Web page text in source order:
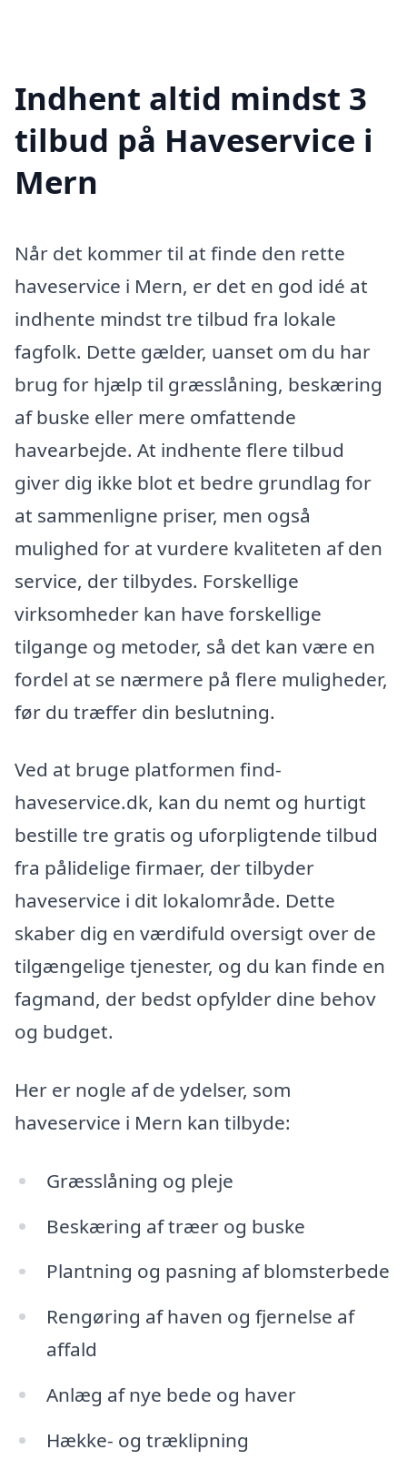
Indhent altid mindst 3
tilbud på Haveservice i
Mern
Når det kommer til at finde den rette
haveservice i Mern, er det en god idé at
indhente mindst tre tilbud fra lokale
fagfolk. Dette gælder, uanset om du har
brug for hjælp til græsslåning, beskæring
af buske eller mere omfattende
havearbejde. At indhente flere tilbud
giver dig ikke blot et bedre grundlag for
at sammenligne priser, men også
mulighed for at vurdere kvaliteten af den
service, der tilbydes. Forskellige
virksomheder kan have forskellige
tilgange og metoder, så det kan være en
fordel at se nærmere på flere muligheder,
før du træffer din beslutning.
Ved at bruge platformen find-
haveservice.dk, kan du nemt og hurtigt
bestille tre gratis og uforpligtende tilbud
fra pålidelige firmaer, der tilbyder
haveservice i dit lokalområde. Dette
skaber dig en værdifuld oversigt over de
tilgængelige tjenester, og du kan finde en
fagmand, der bedst opfylder dine behov
og budget.
Her er nogle af de ydelser, som
haveservice i Mern kan tilbyde:
Græsslåning og pleje
Beskæring af træer og buske
Plantning og pasning af blomsterbede
Rengøring af haven og fjernelse af
affald
Anlæg af nye bede og haver
Hække- og træklipning